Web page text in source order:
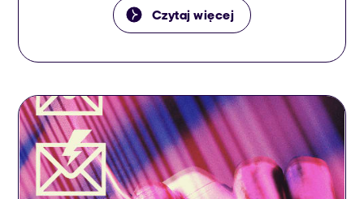
poprawy jakości obsługi klienta. Zapraszamy
do zapoznania się z darmowym e-bookiem
optymalne porady i indywidualne
rozwiązaniach i automatycznych
narzędziach. Pobierz […]
Czytaj więcej